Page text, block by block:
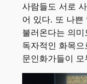
사람들도 서로
어 있다. 또 나쁜
불러온다는 의
독자적인 화목
문인화가들이